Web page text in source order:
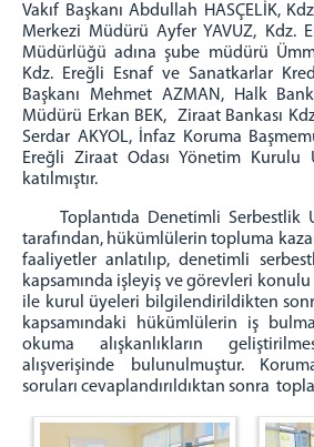
Vakıf Başkanı Abdullah HASÇELİK,
Merkezi Müdürü Ayfer YAVUZ, Kdz.
Müdürlüğü adına şube müdürü
Kdz. Ereğli Esnaf ve Sanatkarlar
Başkanı Mehmet AZMAN, Halk
Müdürü Erkan BEK, Ziraat Bankası
Serdar AKYOL, İnfaz Koruma
Ereğli Ziraat Odası Yönetim Kurulu
katılmıştır.
Toplantıda Denetimli Serbestlik
tarafından, hükümlülerin topluma
faaliyetler anlatılıp, denetimli
kapsamında işleyiş ve görevleri
ile kurul üyeleri bilgilendirildikten
kapsamındaki hükümlülerin iş
okuma alışkanlıkların
alışverişinde bulunulmuştur.
soruları cevaplandırıldıktan sonra